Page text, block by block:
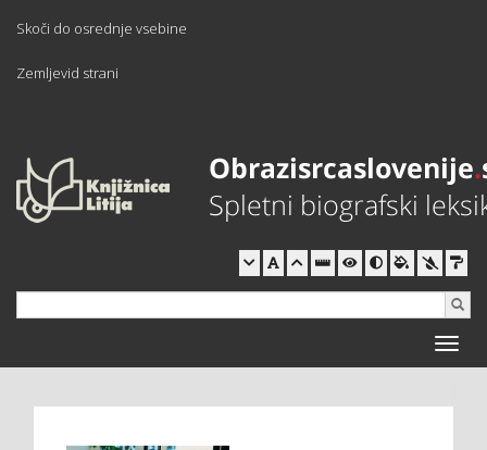
Skoči do osrednje vsebine
Zemljevid strani
Toggle